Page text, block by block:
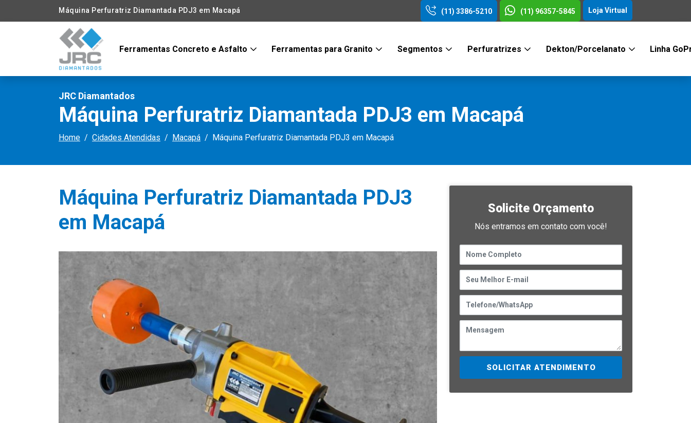
Máquina Perfuratriz Diamantada PDJ3 em Macapá (11) 3386-5210 (11) 96357-5845 Loja Virtual
Ferramentas Concreto e Asfalto Ferramentas para Granito Segmentos Perfuratrizes Dekton/Porcelanato Linha
JRC Diamantados
Máquina Perfuratriz Diamantada PDJ3 em Macapá
Home Cidades Atendidas Macapá Máquina Perfuratriz Diamantada PDJ3 em Macapá
Máquina Perfuratriz Diamantada PDJ3
em Macapá
Solicite Orçamento
Nós entramos em contato com você!
SOLICITAR ATENDIMENTO